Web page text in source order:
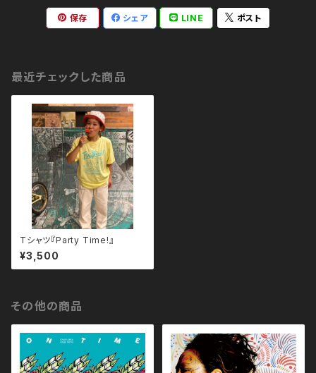
保存 シェア LINE ポスト
最近チェックした商品
Tシャツ『Party Time!』
¥3,500
その他の商品